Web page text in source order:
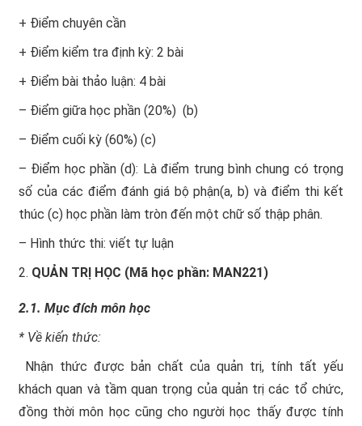
+ Điểm chuyên cần
+ Điểm kiểm tra định kỳ: 2 bài
+ Điểm bài thảo luận: 4 bài
– Điểm giữa học phần (20%) (b)
– Điểm cuối kỳ (60%) (c)
– Điểm học phần (d): Là điểm trung bình chung có trọng
số của các điểm đánh giá bộ phận(a, b) và điểm thi kết
thúc (c) học phần làm tròn đến một chữ số thập phân.
– Hình thức thi: viết tự luận
QUẢN TRỊ HỌC (Mã học phần: MAN221)
2.1. Mục đích môn học
* Về kiến thức:
 Nhận thức được bản chất của quản trị, tính tất yếu
khách quan và tầm quan trọng của quản trị các tổ chức,
đồng thời môn học cũng cho người học thấy được tính